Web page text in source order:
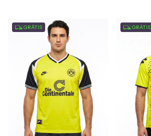
GRÁTIS GRÁTIS